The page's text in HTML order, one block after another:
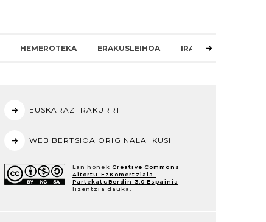
HEMEROTEKA ERAKUSLEIHOA IRAKURLEAREN
EUSKARAZ IRAKURRI
WEB BERTSIOA ORIGINALA IKUSI
Lan honek Creative Commons
Aitortu-EzKomertziala-
PartekatuBerdin 3.0 Espainia
lizentzia dauka.